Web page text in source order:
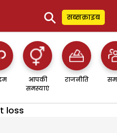
⚲ सब्सक्राइब
आपकी
समस्याएं
राजनीति
loss